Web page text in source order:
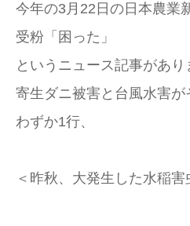
今年の3月22日の日本農業
受粉「困った」
というニュース記事があり
寄生ダニ被害と台風水害が
わずか1行、
＜昨秋、大発生した水稲害